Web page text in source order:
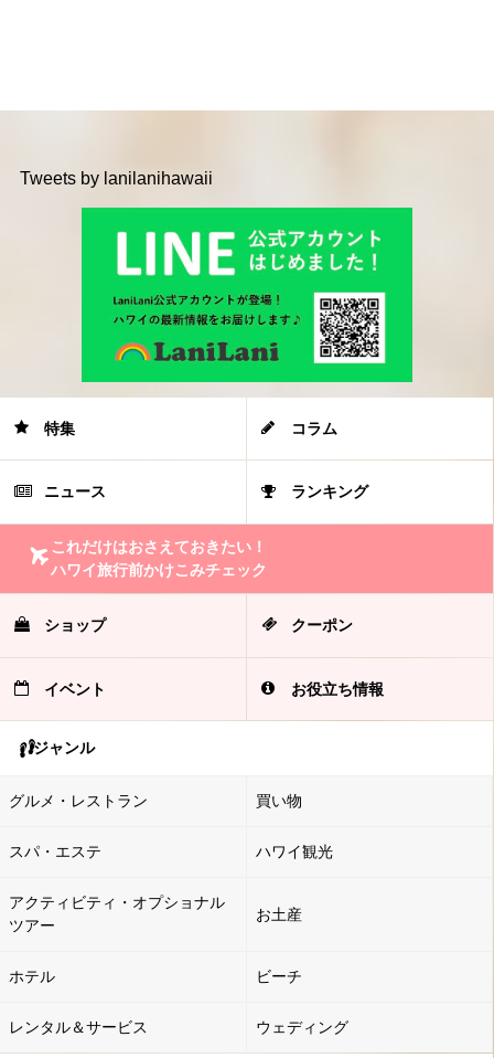
Tweets by lanilanihawaii
特集 コラム
ニュース ランキング
これだけはおさえておきたい！
ハワイ旅行前かけこみチェック
ショップ クーポン
イベント お役立ち情報
ジャンル
グルメ・レストラン 買い物
スパ・エステ ハワイ観光
アクティビティ・オプショナル
ツアー
お土産
ホテル ビーチ
レンタル＆サービス ウェディング